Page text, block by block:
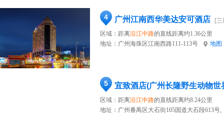
4 广州江南西华美达安可酒店
[
区域：距离沿江中路的直线距离约1.36公里
地址： 广州海珠区江南西路111-113号 地图
5 宜致酒店(广州长隆野生动物世
区域：距离沿江中路的直线距离约8.24公里
地址： 广州番禺区大石街105国道大石段613号,